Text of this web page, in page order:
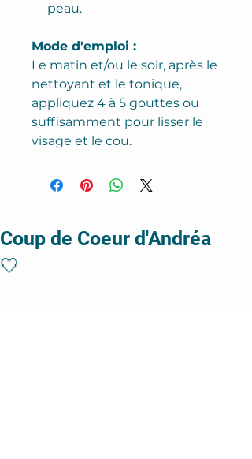
peau.
Mode d'emploi :
Le matin et/ou le soir, après le
nettoyant et le tonique,
appliquez 4 à 5 gouttes ou
suffisamment pour lisser le
visage et le cou.
Coup de Coeur d'Andréa
🤍